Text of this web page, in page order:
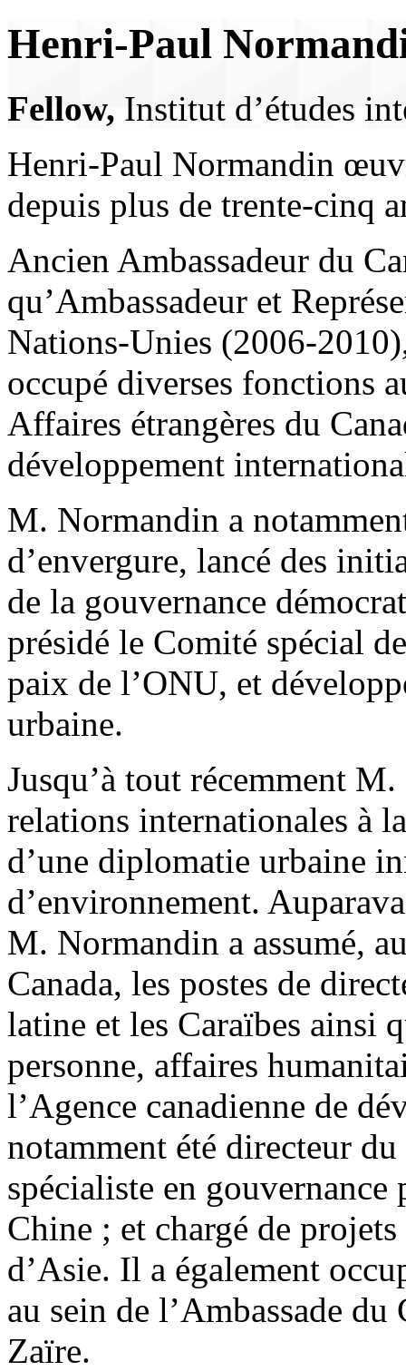
Henri-Paul
Fellow, Institut d’études
Henri-Paul Normandin
depuis plus de trente-cinq
Ancien Ambassadeur du
qu’Ambassadeur et
Nations-Unies (2006-
occupé diverses fonctions
Affaires étrangères du
développement
M. Normandin a
d’envergure, lancé des
de la gouvernance
présidé le Comité spécial
paix de l’ONU, et
urbaine.
Jusqu’à tout récemment
relations internationales à
d’une diplomatie urbaine
d’environnement.
M. Normandin a assumé,
Canada, les postes de
latine et les Caraïbes ainsi
personne, affaires
l’Agence canadienne de
notamment été directeur
spécialiste en
Chine ; et chargé de
d’Asie. Il a également
au sein de l’Ambassade
Zaïre.